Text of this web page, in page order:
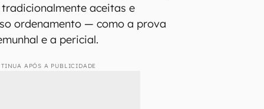
aceitas e
ordenamento — como a prova
e a pericial.
APÓS A PUBLICIDADE